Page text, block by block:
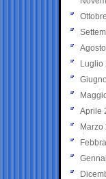
Luglio
Aprile
Marzo